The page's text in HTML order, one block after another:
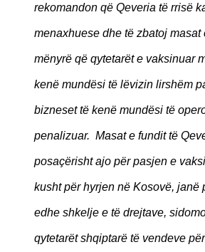
rekomandon që Qeveria të rrisë
menaxhuese dhe të zbatoj masat
mënyrë që qytetarët e vaksinuar
kenë mundësi të lëvizin lirshëm
bizneset të kenë mundësi të
penalizuar. Masat e fundit të
posaçërisht ajo për pasjen e
kusht për hyrjen në Kosovë, janë
edhe shkelje e të drejtave,
qytetarët shqiptarë të vendeve